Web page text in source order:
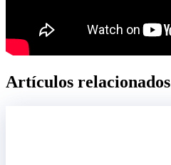
Artículos relacionados​